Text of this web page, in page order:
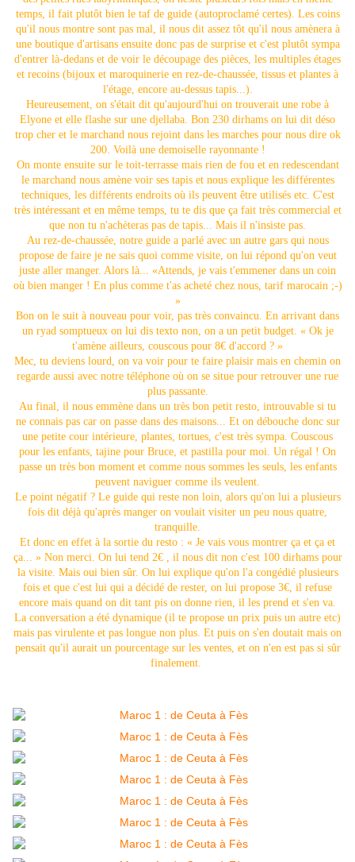
temps, il fait plutôt bien le taf de guide (autoproclamé certes). Les coins
qu'il nous montre sont pas mal, il nous dit assez tôt qu'il nous amènera à
une boutique d'artisans ensuite donc pas de surprise et c'est plutôt sympa
d'entrer là-dedans et de voir le découpage des pièces, les multiples étages
et recoins (bijoux et maroquinerie en rez-de-chaussée, tissus et plantes à
l'étage, encore au-dessus tapis...).
Heureusement, on s'était dit qu'aujourd'hui on trouverait une robe à
Elyone et elle flashe sur une djellaba. Bon 230 dirhams on lui dit déso
trop cher et le marchand nous rejoint dans les marches pour nous dire ok
200. Voilà une demoiselle rayonnante !
On monte ensuite sur le toit-terrasse mais rien de fou et en redescendant
le marchand nous amène voir ses tapis et nous explique les différentes
techniques, les différents endroits où ils peuvent être utilisés etc. C'est
très intéressant et en même temps, tu te dis que ça fait très commercial et
que non tu n'achèteras pas de tapis... Mais il n'insiste pas.
Au rez-de-chaussée, notre guide a parlé avec un autre gars qui nous
propose de faire je ne sais quoi comme visite, on lui répond qu'on veut
juste aller manger. Alors là... «Attends, je vais t'emmener dans un coin
où bien manger ! En plus comme t'as acheté chez nous, tarif marocain ;-)
»
Bon on le suit à nouveau pour voir, pas très convaincu. En arrivant dans
un ryad somptueux on lui dis texto non, on a un petit budget. « Ok je
t'amène ailleurs, couscous pour 8€ d'accord ? »
Mec, tu deviens lourd, on va voir pour te faire plaisir mais en chemin on
regarde aussi avec notre téléphone où on se situe pour retrouver une rue
plus passante.
Au final, il nous emmène dans un très bon petit resto, introuvable si tu
ne connais pas car on passe dans des maisons... Et on débouche donc sur
une petite cour intérieure, plantes, tortues, c'est très sympa. Couscous
pour les enfants, tajine pour Bruce, et pastilla pour moi. Un régal ! On
passe un très bon moment et comme nous sommes les seuls, les enfants
peuvent naviguer comme ils veulent.
Le point négatif ? Le guide qui reste non loin, alors qu'on lui a plusieurs
fois dit déjà qu'après manger on voulait visiter un peu nous quatre,
tranquille.
Et donc en effet à la sortie du resto : « Je vais vous montrer ça et ça et
ça... » Non merci. On lui tend 2€ , il nous dit non c'est 100 dirhams pour
la visite. Mais oui bien sûr. On lui explique qu'on l'a congédié plusieurs
fois et que c'est lui qui a décidé de rester, on lui propose 3€, il refuse
encore mais quand on dit tant pis on donne rien, il les prend et s'en va.
La conversation a été dynamique (il te propose un prix puis un autre etc)
mais pas virulente et pas longue non plus. Et puis on s'en doutait mais on
pensait qu'il aurait un pourcentage sur les ventes, et on n'en est pas si sûr
finalement.